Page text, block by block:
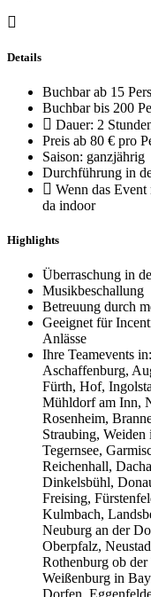
Details
Buchbar ab 15
Buchbar bis 200
Dauer: 2
Preis ab 80 € pro
Saison: ganzjährig
Durchführung in
Wenn das
da indoor
Highlights
Überraschung in
Musikbeschallung
Betreuung durch
Geeignet für
Anlässe
Ihre Teamevents
Aschaffenburg,
Fürth, Hof,
Mühldorf am Inn,
Rosenheim,
Straubing,
Tegernsee,
Reichenhall,
Dinkelsbühl,
Freising,
Kulmbach,
Neuburg an der
Oberpfalz,
Rothenburg ob
Weißenburg in